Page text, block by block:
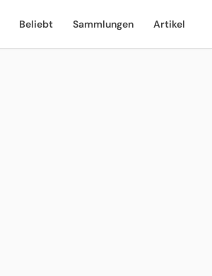
Beliebt Sammlungen Artikel